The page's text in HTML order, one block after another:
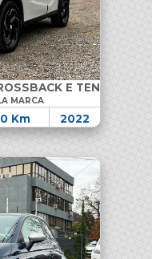
E TENSE
MARCA
Km 2022